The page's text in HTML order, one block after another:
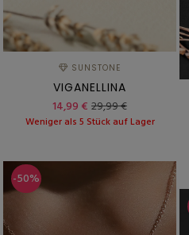
SUNSTONE
VIGANELLINA
14,99 € 29,99 €
Weniger als 5 Stück auf Lager
-50%